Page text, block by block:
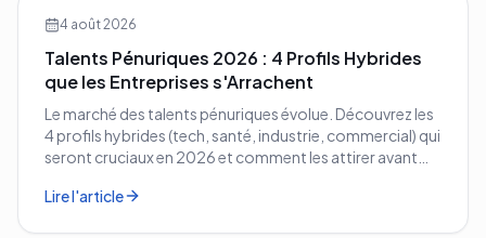
4 août 2026
Talents Pénuriques 2026 : 4 Profils Hybrides
que les Entreprises s'Arrachent
Le marché des talents pénuriques évolue. Découvrez les
4 profils hybrides (tech, santé, industrie, commercial) qui
seront cruciaux en 2026 et comment les attirer avant
Lire l'article